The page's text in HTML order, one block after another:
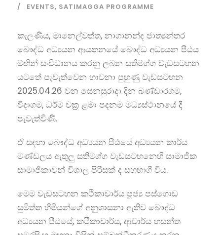
EVENTS, SATIMAGGA PROGRAMME
කැලණිය, මානෙල්වත්ත, නාගානන්ද ජාත්‍යන්තර
බෞද්ධ අධ්‍යයන ආයතනයේ බෞද්ධ අධ්‍යයන පීඨය
මඟින් සංවිධානය කරනු ලබන සතිමග්ග වැඩසටහන
යටතේ පැවැත්වෙන භාවනා පුහුණු වැඩසටහන
2025.04.26 වන සෙනසුරාදා දින බණ්ඩාරගම,
වීදාගම, ධර්ම චක්‍ර ළමා පදනම මධ්‍යස්ථානයේ දී
පැවැත්විණි.
ඒ සඳහා බෞද්ධ අධ්‍යයන පීඨයේ අධ්‍යයන කාර්ය
මණ්ඩලය ඇතුලු සතිමග්ග වැඩසටහනෙහි සාමාජික
සාමාජිකාවන් විශාල පිරිසක් ද සහභාගී විය.
මෙම වැඩසටහන කථිකාචාර්ය පූජ්‍ය පස්ගොඩ
සුමිත්ත හිමියන්ගේ අනුශාසනා ඇතිව බෞද්ධ
අධ්‍යයන පීඨයේ, කථිකාචාර්ය, ආචාර්ය හසන්ත